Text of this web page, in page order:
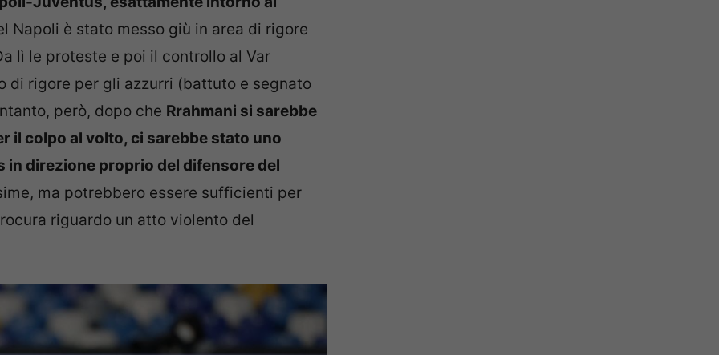
Napoli è stato messo giù in area di rigore
lì le proteste e poi il controllo al Var
di rigore per gli azzurri (battuto e segnato
però, dopo che Rrahmani si sarebbe
il colpo al volto, ci sarebbe stato uno
in direzione proprio del difensore del
ma potrebbero essere sufficienti per
riguardo un atto violento del